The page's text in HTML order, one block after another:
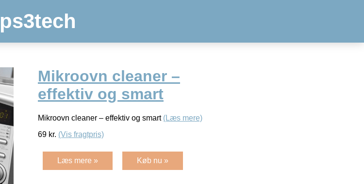
ps3tech
Mikroovn cleaner –
effektiv og smart
Mikroovn cleaner – effektiv og smart (Læs mere)
69 kr. (Vis fragtpris)
Læs mere » Køb nu »